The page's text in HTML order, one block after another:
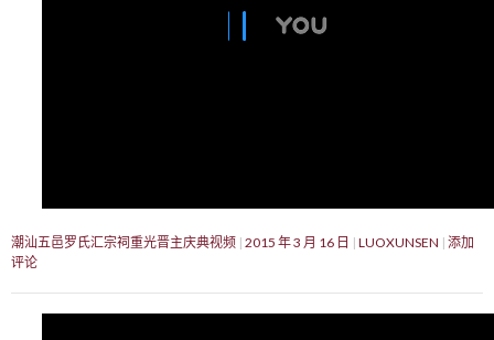
潮汕五邑罗氏汇宗祠重光晋主庆典视频 2015 年 3 月 16 日 LUOXUNSEN 添加
评论